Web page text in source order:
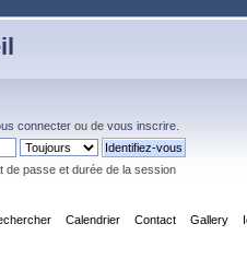
connecter ou de vous inscrire
de passe et durée de la session
Calendrier Contact Gallery